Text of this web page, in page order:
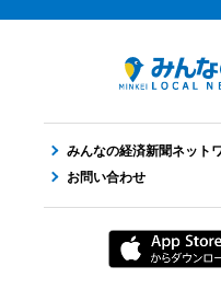
みんなの経済新聞ネット
お問い合わせ